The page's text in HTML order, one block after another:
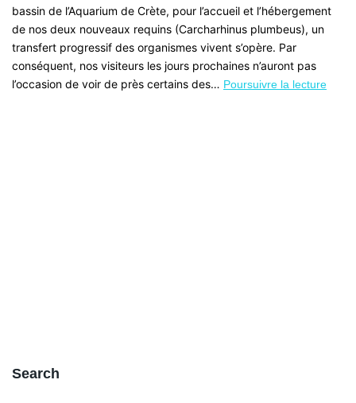
bassin de l’Aquarium de Crète, pour l’accueil et l’hébergement
de nos deux nouveaux requins (Carcharhinus plumbeus), un
transfert progressif des organismes vivent s’opère. Par
conséquent, nos visiteurs les jours prochaines n’auront pas
l’occasion de voir de près certains des… Poursuivre la lecture
Search